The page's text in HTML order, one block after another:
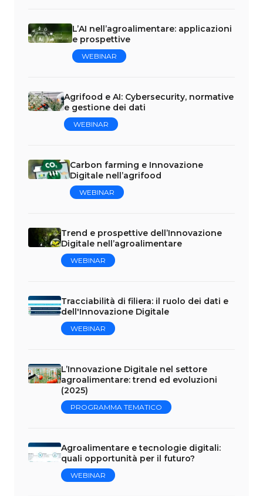
L’AI nell’agroalimentare: applicazioni
e prospettive
WEBINAR
Agrifood e AI: Cybersecurity, normative
e gestione dei dati
WEBINAR
Carbon farming e Innovazione
Digitale nell’agrifood
WEBINAR
Trend e prospettive dell’Innovazione
Digitale nell’agroalimentare
WEBINAR
Tracciabilità di filiera: il ruolo dei dati e
dell'Innovazione Digitale
WEBINAR
L’Innovazione Digitale nel settore
agroalimentare: trend ed evoluzioni
(2025)
PROGRAMMA TEMATICO
Agroalimentare e tecnologie digitali:
quali opportunità per il futuro?
WEBINAR